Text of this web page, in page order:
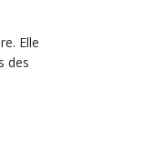
Elle
des